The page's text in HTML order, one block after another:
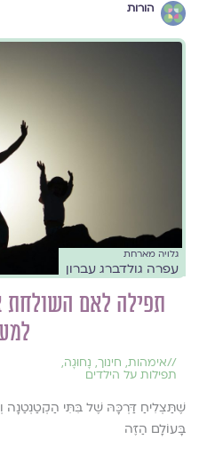
הורות
גלויה מארחת
עפרה גולדברג עברון
תפילה לאם השולחת
//אימהות, חינוך, נָחוּגָה,
תפילות על הילדים
שֶׁתַּצְלִיחַ דַּרְכָּהּ שֶׁל בִּתִּי הַקְטַנְטַנָה
בָּעוֹלָם הַזֶּה